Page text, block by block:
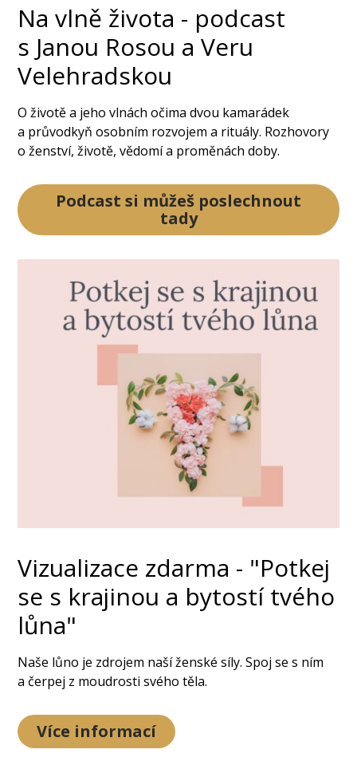
Na vlně života - podcast
s Janou Rosou a Veru
Velehradskou
O životě a jeho vlnách očima dvou kamarádek
a průvodkyň osobním rozvojem a rituály. Rozhovory
o ženství, životě, vědomí a proměnách doby.
Podcast si můžeš poslechnout
tady
Vizualizace zdarma - "Potkej
se s krajinou a bytostí tvého
lůna"
Naše lůno je zdrojem naší ženské síly. Spoj se s ním
a čerpej z moudrosti svého těla.
Více informací